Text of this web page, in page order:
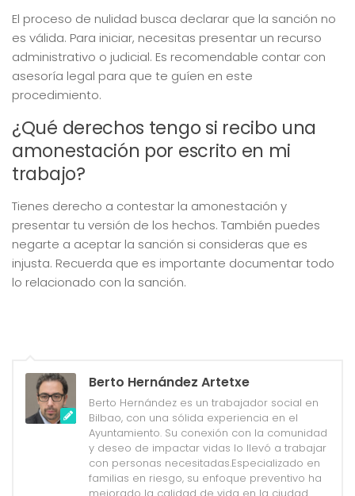
El proceso de nulidad busca declarar que la sanción no
es válida. Para iniciar, necesitas presentar un recurso
administrativo o judicial. Es recomendable contar con
asesoría legal para que te guíen en este
procedimiento.
¿Qué derechos tengo si recibo una
amonestación por escrito en mi
trabajo?
Tienes derecho a contestar la amonestación y
presentar tu versión de los hechos. También puedes
negarte a aceptar la sanción si consideras que es
injusta. Recuerda que es importante documentar todo
lo relacionado con la sanción.
Berto Hernández Artetxe
Berto Hernández es un trabajador social en
Bilbao, con una sólida experiencia en el
Ayuntamiento. Su conexión con la comunidad
y deseo de impactar vidas lo llevó a trabajar
con personas necesitadas.Especializado en
familias en riesgo, su enfoque preventivo ha